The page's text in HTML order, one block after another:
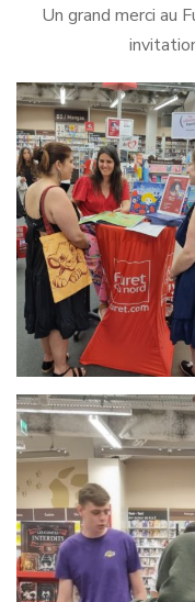
Un grand merci au